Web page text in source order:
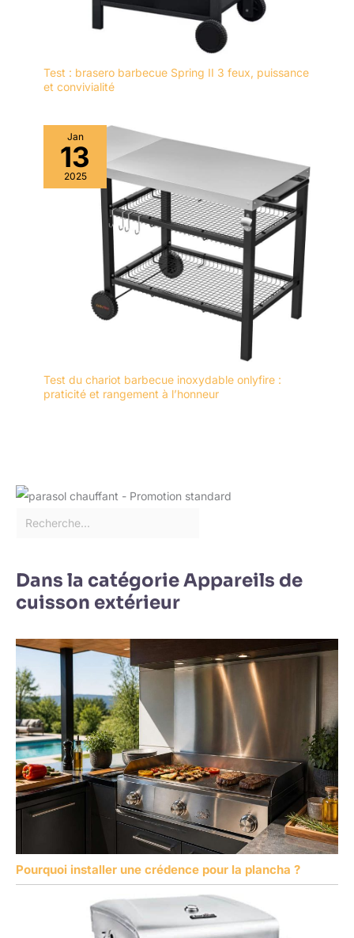
Test : brasero barbecue Spring II 3 feux, puissance
et convivialité
Jan
13
2025
Test du chariot barbecue inoxydable onlyfire :
praticité et rangement à l’honneur
Dans la catégorie Appareils de
cuisson extérieur
Pourquoi installer une crédence pour la plancha ?